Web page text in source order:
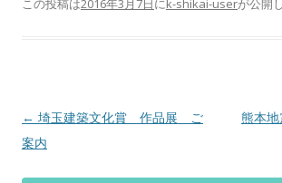
この投稿は2016年3月7日にk-shikai-userが公開
投
稿
← 埼玉建築文化賞 作品展 ご
案内
熊本